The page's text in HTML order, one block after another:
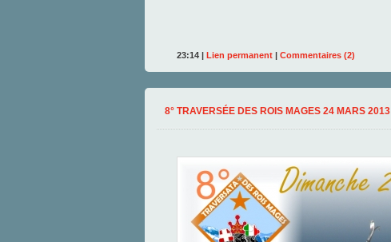
23:14 | Lien permanent | Commentaires (2)
8° TRAVERSÉE DES ROIS MAGES 24 MARS 2013